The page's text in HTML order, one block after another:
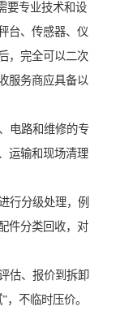
要专业技术和设
台、传感器、仪
，完全可以二次
服务商应具备以
电路和维修的专
运输和现场清理
行分级处理，例
件分类回收，对
估、报价到拆卸
不临时压价。